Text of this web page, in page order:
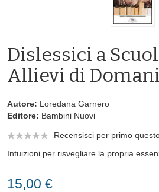
Dislessici a
Allievi di
Autore: Loredana Garnero
Editore: Bambini Nuovi
Recensisci per primo
Intuizioni per risvegliare la propria
15,00 €